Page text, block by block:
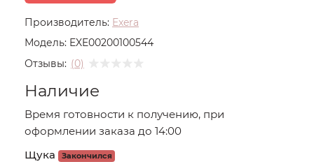
Производитель: Exera
Модель: EXE00200100544
Отзывы: (0)
Наличие
Время готовности к получению, при
оформлении заказа до 14:00
Щука
Закончился